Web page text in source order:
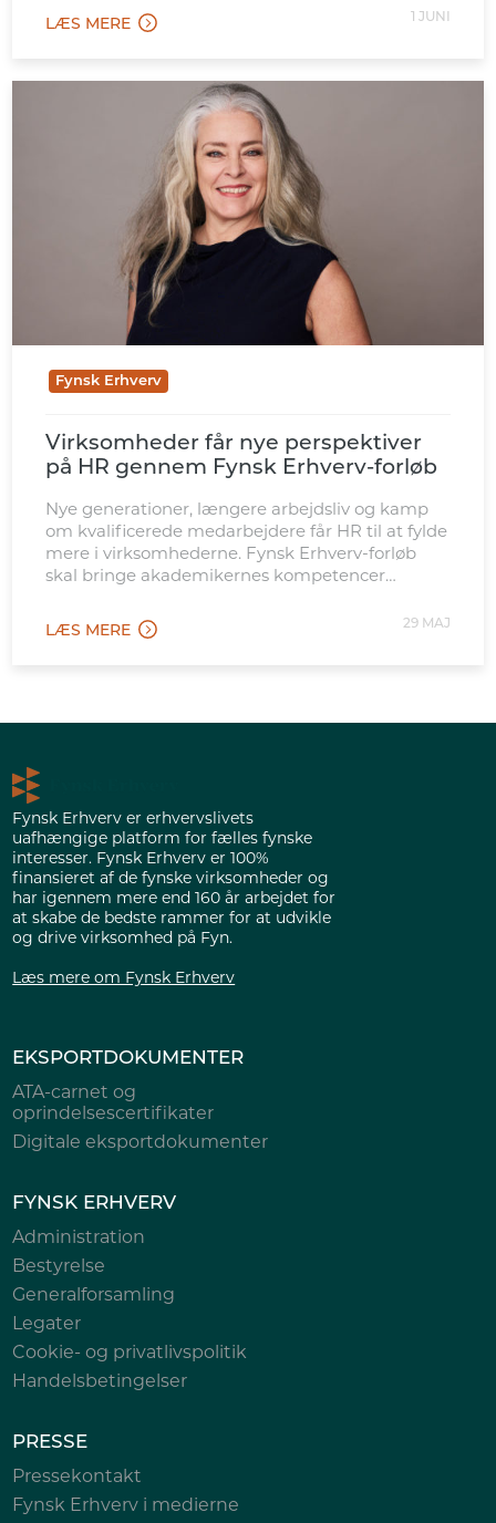
kvalificeret arbejdskraft. Den nye afdeling
placeres tæt ved Odense Banegård, hvilket gør
LÆS MERE 1 JUNI
Fynsk Erhverv
Virksomheder får nye perspektiver
på HR gennem Fynsk Erhverv-forløb
Nye generationer, længere arbejdsliv og kamp
om kvalificerede medarbejdere får HR til at fylde
mere i virksomhederne. Fynsk Erhverv-forløb
skal bringe akademikernes kompetencer
LÆS MERE 29 MAJ
Fynsk Erhverv er erhvervslivets
uafhængige platform for fælles fynske
interesser. Fynsk Erhverv er 100%
finansieret af de fynske virksomheder og
har igennem mere end 160 år arbejdet for
at skabe de bedste rammer for at udvikle
og drive virksomhed på Fyn.
Læs mere om Fynsk Erhverv
EKSPORTDOKUMENTER
ATA-carnet og
oprindelsescertifikater
Digitale eksportdokumenter
FYNSK ERHVERV
Administration
Bestyrelse
Generalforsamling
Legater
Cookie- og privatlivspolitik
Handelsbetingelser
PRESSE
Pressekontakt
Fynsk Erhverv i medierne